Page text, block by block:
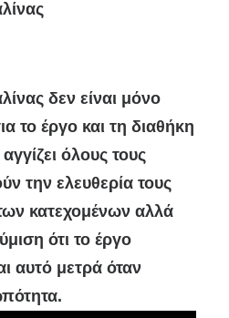
δεν είναι μόνο
το έργο και τη διαθήκη
όλους τους
την ελευθερία τους
κατεχομένων αλλά
ότι το έργο
αυτό μετρά όταν